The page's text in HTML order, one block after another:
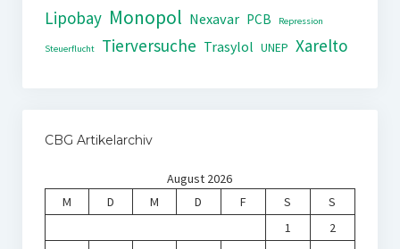
Lipobay Monopol Nexavar PCB Repression
Steuerflucht Tierversuche Trasylol UNEP Xarelto
CBG Artikelarchiv
August 2026
M
D M D F S
S
1
2